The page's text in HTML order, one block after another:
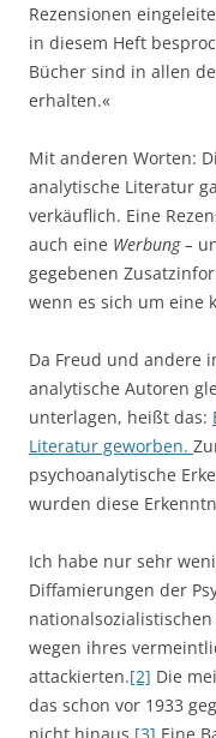
Rezensionen
in diesem Heft
Bücher sind in allen
erhalten.«
Mit anderen Worten:
analytische Literatur
verkäuflich. Eine
auch eine Werbung –
gegebenen
wenn es sich um eine
Da Freud und andere
analytische Autoren
unterlagen, heißt das:
Literatur geworben.
psychoanalytische
wurden diese
Ich habe nur sehr
Diffamierungen der
wegen ihres
attackierten.[2] Die
das schon vor 1933